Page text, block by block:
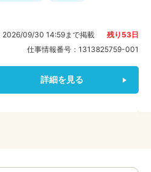
2026/09/30 14:59まで掲載 残り 53日
仕事情報番号： 1313825759-001
詳細を見る